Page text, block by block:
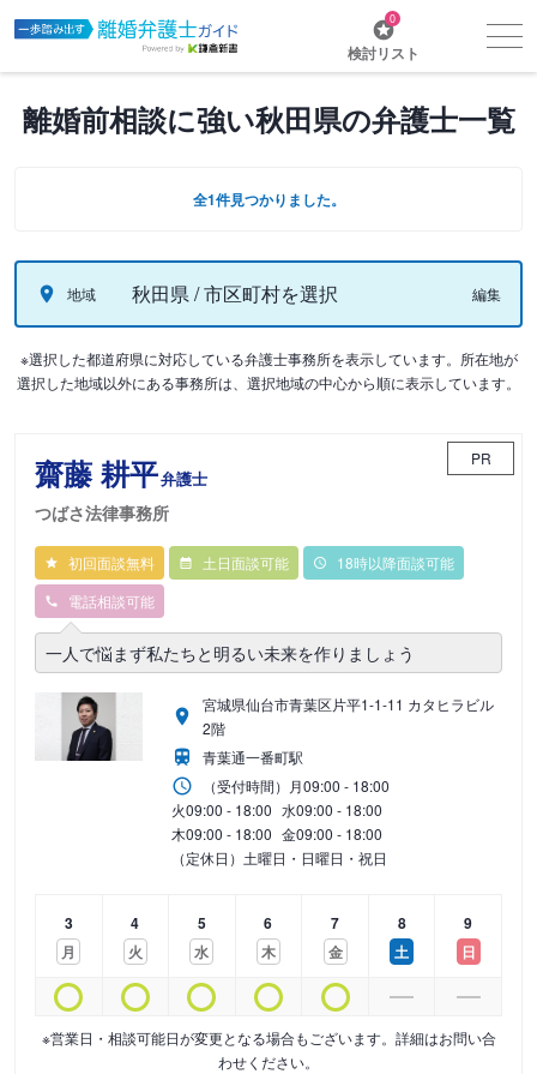
0
検討リスト
離婚前相談に強い秋田県の弁護士一覧
全1件見つかりました。
地域 秋田県 / 市区町村を選択 編集
※選択した都道府県に対応している弁護士事務所を表示しています。所在地が
選択した地域以外にある事務所は、選択地域の中心から順に表示しています。
齋藤 耕平弁護士
つばさ法律事務所
PR
初回面談無料 土日面談可能
18時以降面談可能
電話相談可能
一人で悩まず私たちと明るい未来を作りましょう
宮城県仙台市青葉区片平1-1-11 カタヒラビル
2階
青葉通一番町駅
（受付時間） 月09:00 - 18:00
火09:00 - 18:00 水09:00 - 18:00
木09:00 - 18:00 金09:00 - 18:00
（定休日）土曜日・日曜日・祝日
3
月
4
火
5
水
6
木
7
金
8
土
9
日
※営業日・相談可能日が変更となる場合もございます。詳細はお問い合
わせください。